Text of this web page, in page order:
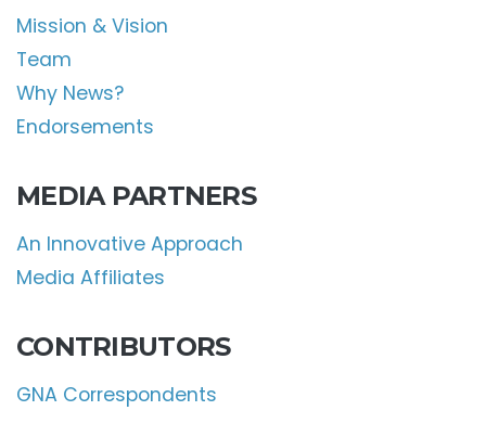
Mission & Vision
Team
Why News?
Endorsements
MEDIA PARTNERS
An Innovative Approach
Media Affiliates
CONTRIBUTORS
GNA Correspondents